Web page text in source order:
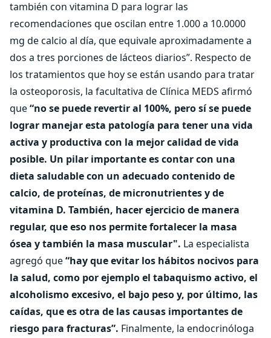
también con vitamina D para lograr las
recomendaciones que oscilan entre 1.000 a 10.0000
mg de calcio al día, que equivale aproximadamente a
dos a tres porciones de lácteos diarios”. Respecto de
los tratamientos que hoy se están usando para tratar
la osteoporosis, la facultativa de Clínica MEDS afirmó
que“no se puede revertir al 100%, pero sí se puede
lograr manejar esta patología para tener una vida
activa y productiva con la mejor calidad de vida
posible. Un pilar importante es contar con una
dieta saludable con un adecuado contenido de
calcio, de proteínas, de micronutrientes y de
vitamina D. También, hacer ejercicio de manera
regular, que eso nos permite fortalecer la masa
ósea y también la masa muscular". La especialista
agregó que“hay que evitar los hábitos nocivos para
la salud, como por ejemplo el tabaquismo activo, el
alcoholismo excesivo, el bajo peso y, por último, las
caídas, que es otra de las causas importantes de
riesgo para fracturas”. Finalmente, la endocrinóloga